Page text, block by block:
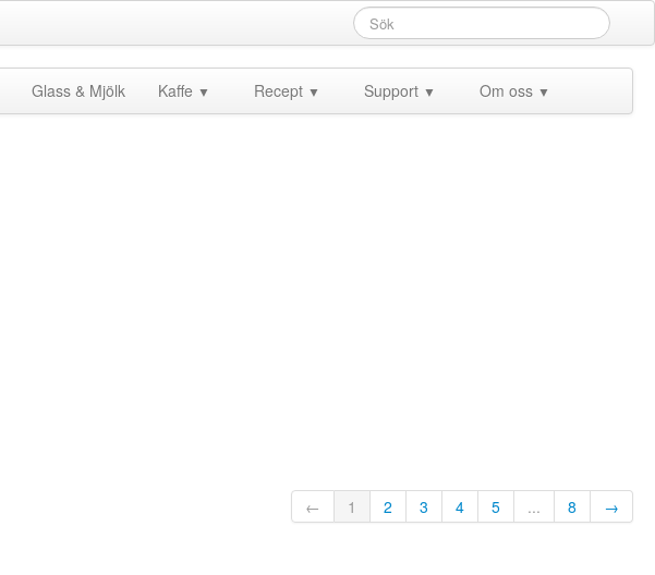
Glass & Mjölk Kaffe ▼ Recept ▼ Support ▼ Om oss ▼
← 1 2 3 4 5 ... 8 →